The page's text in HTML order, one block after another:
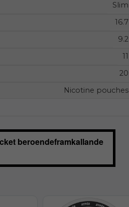
Slim
16.7
9.2
11
20
Nicotine pouches
beroendeframkallande